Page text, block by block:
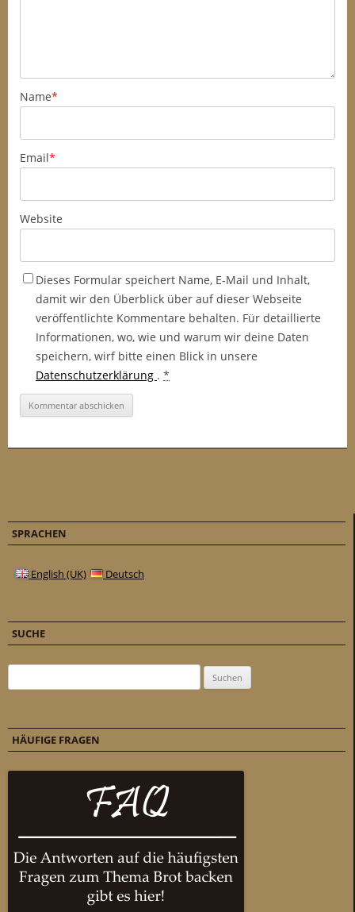
Name*
Email*
Website
Dieses Formular speichert Name, E-Mail und Inhalt,
damit wir den Überblick über auf dieser Webseite
veröffentlichte Kommentare behalten. Für detaillierte
Informationen, wo, wie und warum wir deine Daten
speichern, wirf bitte einen Blick in unsere
Datenschutzerklärung . *
SPRACHEN
English (UK) Deutsch
SUCHE
HÄUFIGE FRAGEN